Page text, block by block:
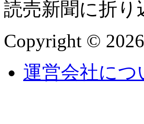
読売新聞に折
Copyright ©
運営会社につ